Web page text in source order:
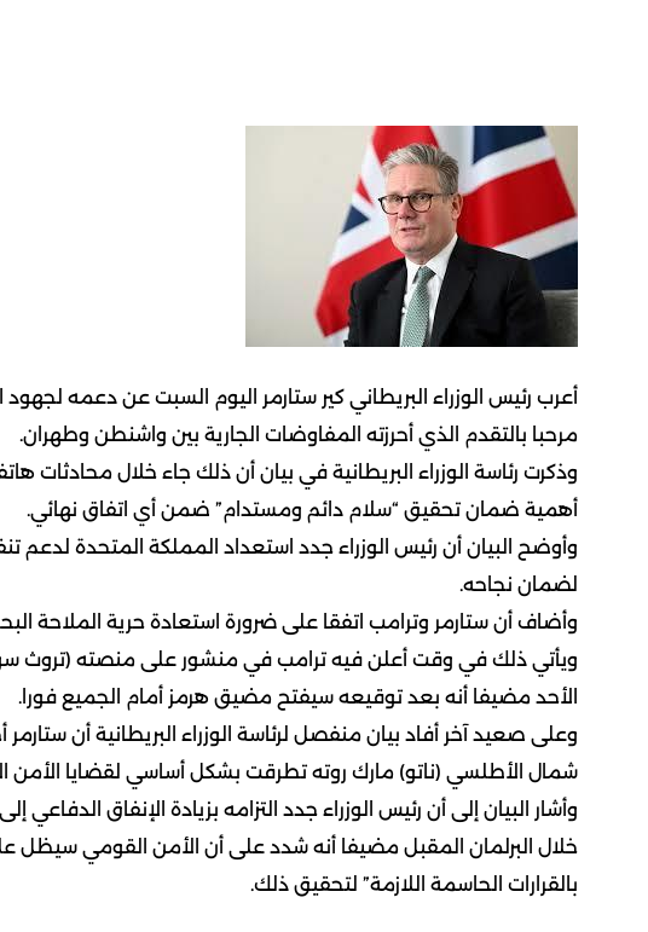
أعرب رئيس الوزراء البريطاني كير ستارمر اليوم السبت عن دعمه لجهود
مرحبا بالتقدم الذي أحرزته المفاوضات الجارية بين واشنطن وطهران.
وذكرت رئاسة الوزراء البريطانية في بيان أن ذلك جاء خلال محادثات
أهمية ضمان تحقيق “سلام دائم ومستدام” ضمن أي اتفاق نهائي.
وأوضح البيان أن رئيس الوزراء جدد استعداد المملكة المتحدة لدعم
لضمان نجاحه.
وأضاف أن ستارمر وترامب اتفقا على ضرورة استعادة حرية الملاحة
ويأتي ذلك في وقت أعلن فيه ترامب في منشور على منصته (تروث
الأحد مضيفا أنه بعد توقيعه سيفتح مضيق هرمز أمام الجميع فورا.
وعلى صعيد آخر أفاد بيان منفصل لرئاسة الوزراء البريطانية أن
شمال الأطلسي (ناتو) مارك روته تطرقت بشكل أساسي لقضايا الأمن
وأشار البيان إلى أن رئيس الوزراء جدد التزامه بزيادة الإنفاق
خلال البرلمان المقبل مضيفا أنه شدد على أن الأمن القومي سيظل
بالقرارات الحاسمة اللازمة” لتحقيق ذلك.